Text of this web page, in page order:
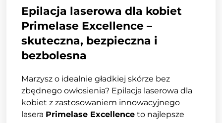
Epilacja laserowa dla kobiet
Primelase Excellence –
skuteczna, bezpieczna i
bezbolesna
Marzysz o idealnie gładkiej skórze bez
zbędnego owłosienia? Epilacja laserowa dla
kobiet z zastosowaniem innowacyjnego
lasera Primelase Excellence to najlepsze